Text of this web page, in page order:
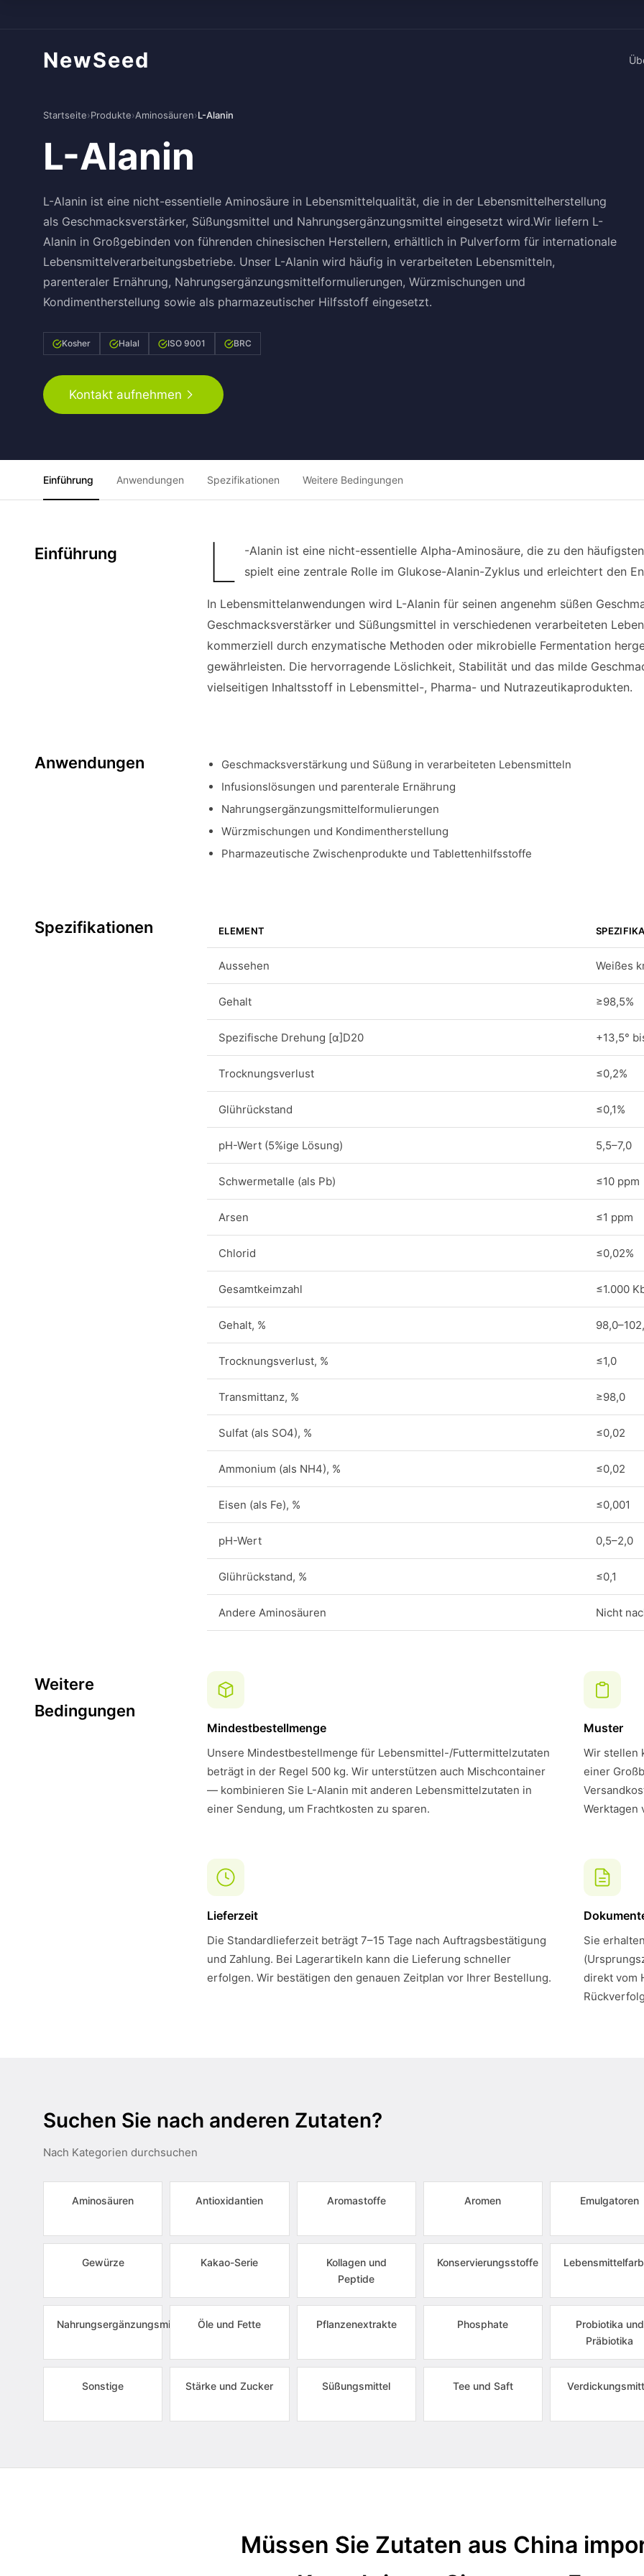
NewSeed
Startseite›Produkte›Aminosäuren›L-Alanin
L-Alanin
L-Alanin ist eine nicht-essentielle Aminosäure in Lebensmittelqualität, die in der Lebensmittelherstellung
als Geschmacksverstärker, Süßungsmittel und Nahrungsergänzungsmittel eingesetzt wird.Wir liefern L-
Alanin in Großgebinden von führenden chinesischen Herstellern, erhältlich in Pulverform für internationale
Lebensmittelverarbeitungsbetriebe. Unser L-Alanin wird häufig in verarbeiteten Lebensmitteln,
parenteraler Ernährung, Nahrungsergänzungsmittelformulierungen, Würzmischungen und
Kondimentherstellung sowie als pharmazeutischer Hilfsstoff eingesetzt.
Kosher Halal ISO 9001 BRC
Kontakt aufnehmen
Einführung Anwendungen Spezifikationen Weitere Bedingungen
Einführung L
-Alanin ist eine nicht-essentielle Alpha-Aminosäure, die zu den
spielt eine zentrale Rolle im Glukose-Alanin-Zyklus und erleichtert den
In Lebensmittelanwendungen wird L-Alanin für seinen angenehm süßen
Geschmacksverstärker und Süßungsmittel in verschiedenen verarbeiteten
kommerziell durch enzymatische Methoden oder mikrobielle Fermentation
gewährleisten. Die hervorragende Löslichkeit, Stabilität und das milde
vielseitigen Inhaltsstoff in Lebensmittel-, Pharma- und Nutrazeutikaprodukten.
Anwendungen
Geschmacksverstärkung und Süßung in verarbeiteten Lebensmitteln
Infusionslösungen und parenterale Ernährung
Nahrungsergänzungsmittelformulierungen
Würzmischungen und Kondimentherstellung
Pharmazeutische Zwischenprodukte und Tablettenhilfsstoffe
Spezifikationen ELEMENT
Aussehen Weißes
Gehalt ≥98,5%
Spezifische Drehung [α]D20 +13,5°
Trocknungsverlust ≤0,2%
Glührückstand ≤0,1%
pH-Wert (5%ige Lösung) 5,5–7,0
Schwermetalle (als Pb) ≤10 ppm
Arsen ≤1 ppm
Chlorid ≤0,02%
Gesamtkeimzahl ≤1.000
Gehalt, %
Trocknungsverlust, % ≤1,0
Transmittanz, % ≥98,0
Sulfat (als SO4), % ≤0,02
Ammonium (als NH4), % ≤0,02
Eisen (als Fe), % ≤0,001
pH-Wert 0,5–2,0
Glührückstand, % ≤0,1
Andere Aminosäuren Nicht
Weitere
Bedingungen
Mindestbestellmenge
Unsere Mindestbestellmenge für Lebensmittel-/Futtermittelzutaten
beträgt in der Regel 500 kg. Wir unterstützen auch Mischcontainer
— kombinieren Sie L-Alanin mit anderen Lebensmittelzutaten in
einer Sendung, um Frachtkosten zu sparen.
Muster
Wir stellen
einer
Werktagen
Lieferzeit
Die Standardlieferzeit beträgt 7–15 Tage nach Auftragsbestätigung
und Zahlung. Bei Lagerartikeln kann die Lieferung schneller
erfolgen. Wir bestätigen den genauen Zeitplan vor Ihrer Bestellung.
Sie
direkt vom
Suchen Sie nach anderen Zutaten?
Nach Kategorien durchsuchen
Aminosäuren Antioxidantien Aromastoffe Aromen Emulgatoren
Gewürze Kakao-Serie
Kollagen und
Peptide
Konservierungsstoffe
Nahrungsergänzungsmittel Öle und Fette Pflanzenextrakte Phosphate
Probiotika und
Präbiotika
Sonstige Stärke und Zucker Süßungsmittel Tee und Saft
Müssen Sie Zutaten aus China